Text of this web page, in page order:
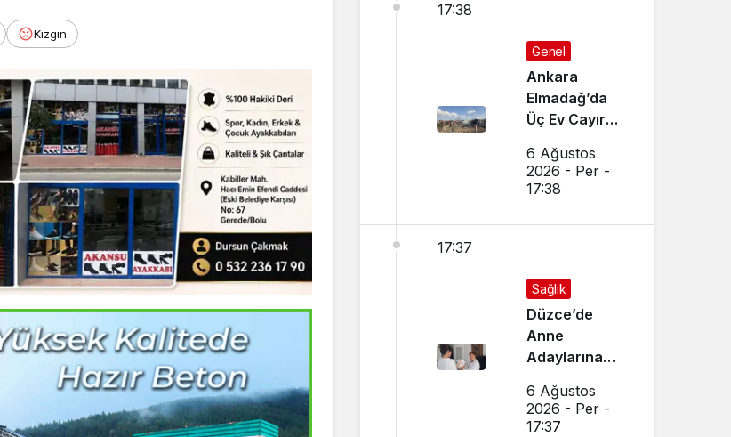
Kızgın
17:38
Genel
Ankara
Elmadağ’da
Üç Ev Cayır
6 Ağustos
2026 - Per -
17:38
17:37
Sağlık
Düzce’de
Anne
Adaylarına
Ziyaretleri
Yapılıyor
6 Ağustos
2026 - Per -
17:37